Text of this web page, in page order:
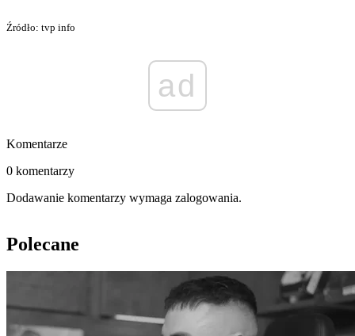
Źródło: tvp info
ad
Komentarze
0 komentarzy
Dodawanie komentarzy wymaga zalogowania.
Polecane